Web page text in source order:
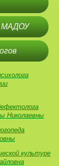
МАДОУ
Николаевны
культуре